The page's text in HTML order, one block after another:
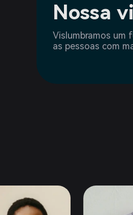
Nossa
Vislumbramos um
as pessoas com